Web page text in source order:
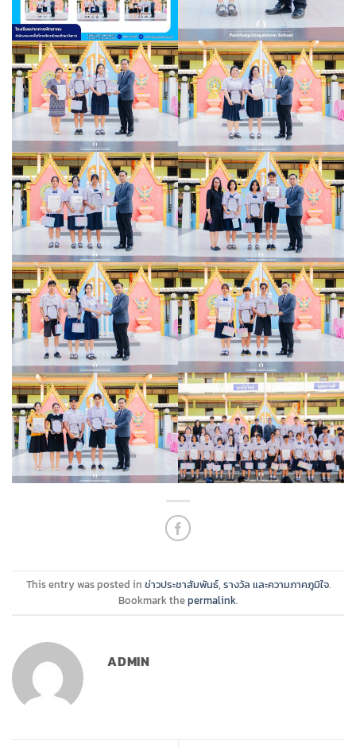
This entry was posted in ข่าวประชาสัมพันธ์, รางวัล และความภาคภูมิใจ.
Bookmark thepermalink.
ADMIN